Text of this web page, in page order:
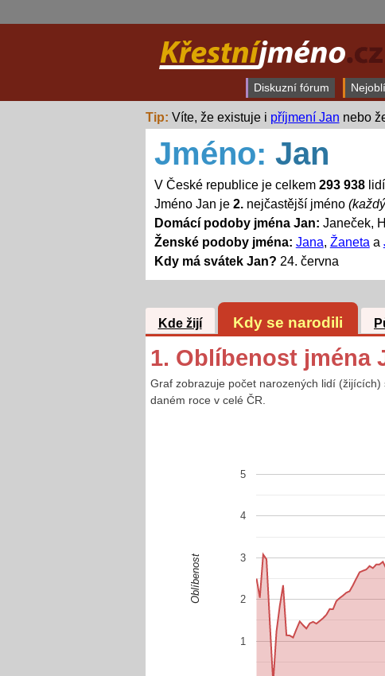
Diskuzní fórum
Tip: Víte, že existuje i příjmení Jan nebo
Jméno: Jan
V České republice je celkem 293 938lidí
Jméno Jan je 2.nejčastější jméno
Domácí podoby jména Jan: Janeček,
Ženské podoby jména: Jana, Žaneta a
Kdy má svátek Jan? 24. června
Kde žijí Kdy se narodili
1. Oblíbenost jména
Graf zobrazuje počet narozených lidí
daném roce v celé ČR.
1
2
3
4
5
Oblíbenost